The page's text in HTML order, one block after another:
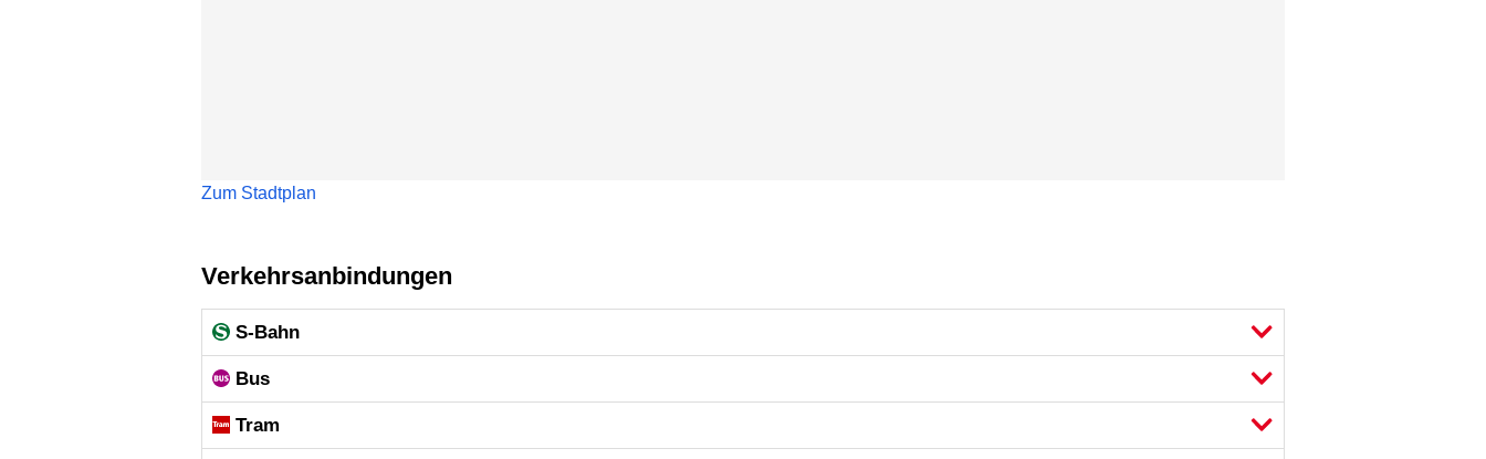
Zum Stadtplan
Verkehrsanbindungen
S-Bahn
Bus
Tram